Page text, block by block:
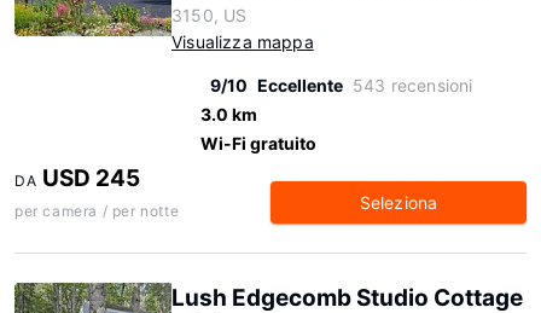
3150, US
Visualizza mappa
9/10 Eccellente 543 recensioni
3.0 km
Wi-Fi gratuito
DA USD 245
per camera / per notte Seleziona
Lush Edgecomb Studio Cottage